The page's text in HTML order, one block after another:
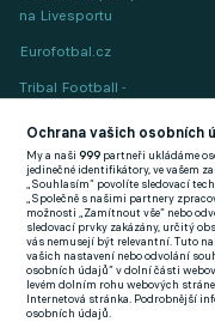
na Livesportu
Eurofotbal.cz
Tribal Football -
(EN)
FlashFutbal (SK)
Tenisportal.cz
Tenisové zprávy
na Livesportu
Ochrana vašich osobních
My a naši999 partneři ukládáme
jedinečné identifikátory, ve vašem
„Souhlasím“ povolíte sledovací
„Společně s našimi partnery
možnosti „Zamítnout vše“ nebo
sledovací prvky zakázány, určitý
vás nemusejí být relevantní. Tuto
vašich nastavení nebo odvolání
osobních údajů“ v dolní části
levém dolním rohu webových
Internetová stránka. Podrobnější
osobních údajů.